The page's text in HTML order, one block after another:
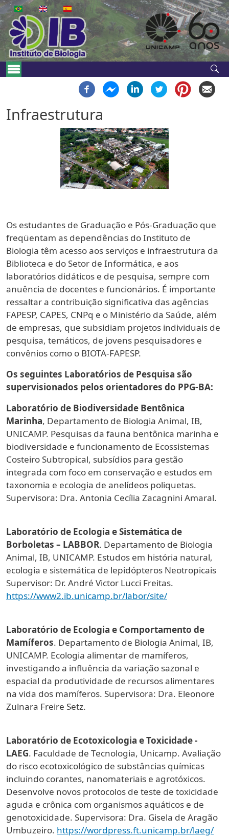
Skip to main content
Navegação principal - en
Infraestrutura
Os estudantes de Graduação e Pós-Graduação que
freqüentam as dependências do Instituto de
Biologia têm acesso aos serviços e infraestrutura da
Biblioteca e do Setor de Informática, e aos
laboratórios didáticos e de pesquisa, sempre com
anuência de docentes e funcionários. É importante
ressaltar a contribuição significativa das agências
FAPESP, CAPES, CNPq e o Ministério da Saúde, além
de empresas, que subsidiam projetos individuais de
pesquisa, temáticos, de jovens pesquisadores e
convênios como o BIOTA-FAPESP.
Os seguintes Laboratórios de Pesquisa são
supervisionados pelos orientadores do PPG-BA:
Laboratório de Biodiversidade Bentônica
Marinha, Departamento de Biologia Animal, IB,
UNICAMP. Pesquisas da fauna bentônica marinha e
biodiversidade e funcionamento de Ecossistemas
Costeiro Subtropical, subsídios para gestão
integrada com foco em conservação e estudos em
taxonomia e ecologia de anelídeos poliquetas.
Supervisora: Dra. Antonia Cecília Zacagnini Amaral.
Laboratório de Ecologia e Sistemática de
Borboletas – LABBOR. Departamento de Biologia
Animal, IB, UNICAMP. Estudos em história natural,
ecologia e sistemática de lepidópteros Neotropicais
Supervisor: Dr. André Victor Lucci Freitas.
https://www2.ib.unicamp.br/labor/site/
Laboratório de Ecologia e Comportamento de
Mamíferos. Departamento de Biologia Animal, IB,
UNICAMP. Ecologia alimentar de mamíferos,
investigando a influência da variação sazonal e
espacial da produtividade de recursos alimentares
na vida dos mamíferos. Supervisora: Dra. Eleonore
Zulnara Freire Setz.
Laboratório de Ecotoxicologia e Toxicidade -
LAEG. Faculdade de Tecnologia, Unicamp. Avaliação
do risco ecotoxicológico de substâncias químicas
incluindo corantes, nanomateriais e agrotóxicos.
Desenvolve novos protocolos de teste de toxicidade
aguda e crônica com organismos aquáticos e de
genotoxicidade. Supervisora: Dra. Gisela de Aragão
Umbuzeiro. https://wordpress.ft.unicamp.br/laeg/